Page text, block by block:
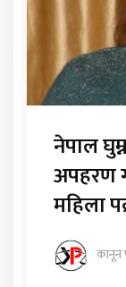
नेपाल
अपहरण
महिला
कानून